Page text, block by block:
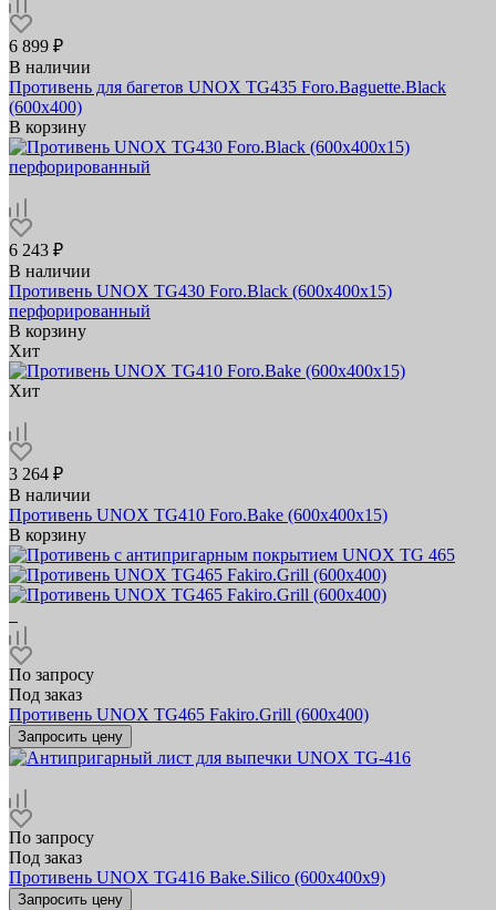
6 899 ₽
В наличии
Противень для багетов UNOX TG435 Foro.Baguette.Black
(600x400)
В корзину
6 243 ₽
В наличии
Противень UNOX TG430 Foro.Black (600x400х15)
перфорированный
В корзину
Хит
Хит
3 264 ₽
В наличии
Противень UNOX TG410 Foro.Bake (600x400x15)
В корзину
По запросу
Под заказ
Противень UNOX TG465 Fakiro.Grill (600х400)
Запросить цену
По запросу
Под заказ
Противень UNOX TG416 Bake.Silico (600х400x9)
Запросить цену